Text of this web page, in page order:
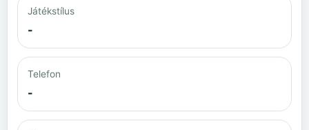
Játékstílus
-
Telefon
-